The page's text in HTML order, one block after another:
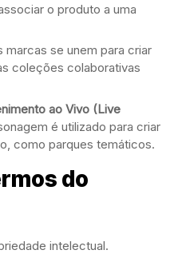
o produto a uma
marcas se unem para criar
coleções colaborativas
ao Vivo (Live
é utilizado para criar
como parques temáticos.
do
intelectual.